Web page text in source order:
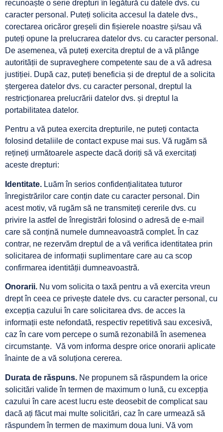
recunoaște o serie drepturi în legătură cu datele dvs. cu
caracter personal. Puteți solicita accesul la datele dvs.,
corectarea oricăror greșeli din fișierele noastre și/sau vă
puteți opune la prelucrarea datelor dvs. cu caracter personal.
De asemenea, vă puteți exercita dreptul de a vă plânge
autorității de supraveghere competente sau de a vă adresa
justiției. După caz, puteți beneficia și de dreptul de a solicita
ștergerea datelor dvs. cu caracter personal, dreptul la
restricționarea prelucrării datelor dvs. și dreptul la
portabilitatea datelor.
Pentru a vă putea exercita drepturile, ne puteți contacta
folosind detaliile de contact expuse mai sus. Vă rugăm să
rețineți următoarele aspecte dacă doriți să vă exercitați
aceste drepturi:
Identitate. Luăm în serios confidențialitatea tuturor
înregistrărilor care conțin date cu caracter personal. Din
acest motiv, vă rugăm să ne transmiteți cererile dvs. cu
privire la astfel de înregistrări folosind o adresă de e-mail
care să conțină numele dumneavoastră complet. În caz
contrar, ne rezervăm dreptul de a vă verifica identitatea prin
solicitarea de informații suplimentare care au ca scop
confirmarea identității dumneavoastră.
Onorarii. Nu vom solicita o taxă pentru a vă exercita vreun
drept în ceea ce privește datele dvs. cu caracter personal, cu
excepția cazului în care solicitarea dvs. de acces la
informații este nefondată, respectiv repetitivă sau excesivă,
caz în care vom percepe o sumă rezonabilă în asemenea
circumstanțe. Vă vom informa despre orice onorarii aplicate
înainte de a vă soluționa cererea.
Durata de răspuns. Ne propunem să răspundem la orice
solicitări valide în termen de maximum o lună, cu excepția
cazului în care acest lucru este deosebit de complicat sau
dacă ați făcut mai multe solicitări, caz în care urmează să
răspundem în termen de maximum doua luni. Vă vom